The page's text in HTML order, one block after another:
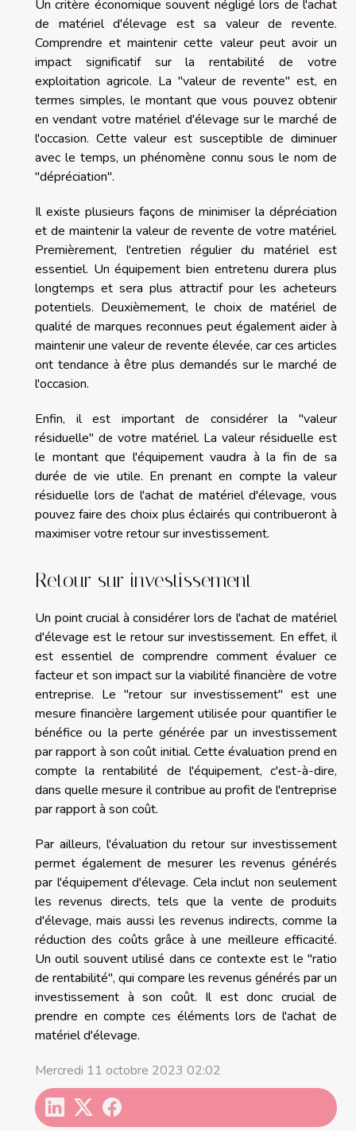
Un critère économique souvent négligé lors de l'achat
de matériel d'élevage est sa valeur de revente.
Comprendre et maintenir cette valeur peut avoir un
impact significatif sur la rentabilité de votre
exploitation agricole. La "valeur de revente" est, en
termes simples, le montant que vous pouvez obtenir
en vendant votre matériel d'élevage sur le marché de
l'occasion. Cette valeur est susceptible de diminuer
avec le temps, un phénomène connu sous le nom de
"dépréciation".
Il existe plusieurs façons de minimiser la dépréciation
et de maintenir la valeur de revente de votre matériel.
Premièrement, l'entretien régulier du matériel est
essentiel. Un équipement bien entretenu durera plus
longtemps et sera plus attractif pour les acheteurs
potentiels. Deuxièmement, le choix de matériel de
qualité de marques reconnues peut également aider à
maintenir une valeur de revente élevée, car ces articles
ont tendance à être plus demandés sur le marché de
l'occasion.
Enfin, il est important de considérer la "valeur
résiduelle" de votre matériel. La valeur résiduelle est
le montant que l'équipement vaudra à la fin de sa
durée de vie utile. En prenant en compte la valeur
résiduelle lors de l'achat de matériel d'élevage, vous
pouvez faire des choix plus éclairés qui contribueront à
maximiser votre retour sur investissement.
Retour sur investissement
Un point crucial à considérer lors de l'achat de matériel
d'élevage est le retour sur investissement. En effet, il
est essentiel de comprendre comment évaluer ce
facteur et son impact sur la viabilité financière de votre
entreprise. Le "retour sur investissement" est une
mesure financière largement utilisée pour quantifier le
bénéfice ou la perte générée par un investissement
par rapport à son coût initial. Cette évaluation prend en
compte la rentabilité de l'équipement, c'est-à-dire,
dans quelle mesure il contribue au profit de l'entreprise
par rapport à son coût.
Par ailleurs, l'évaluation du retour sur investissement
permet également de mesurer les revenus générés
par l'équipement d'élevage. Cela inclut non seulement
les revenus directs, tels que la vente de produits
d'élevage, mais aussi les revenus indirects, comme la
réduction des coûts grâce à une meilleure efficacité.
Un outil souvent utilisé dans ce contexte est le "ratio
de rentabilité", qui compare les revenus générés par un
investissement à son coût. Il est donc crucial de
prendre en compte ces éléments lors de l'achat de
matériel d'élevage.
Mercredi 11 octobre 2023 02:02